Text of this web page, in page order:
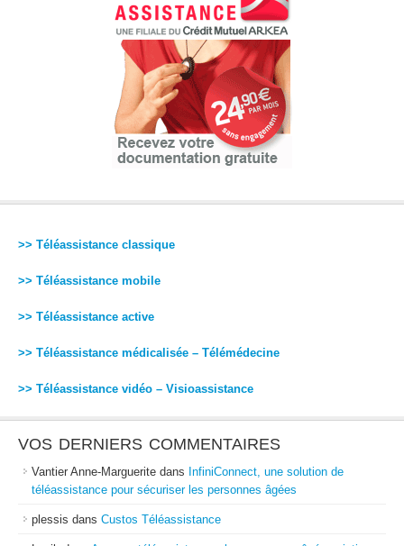
>> Téléassistance classique
>> Téléassistance mobile
>> Téléassistance active
>> Téléassistance médicalisée – Télémédecine
>> Téléassistance vidéo – Visioassistance
VOS DERNIERS COMMENTAIRES
Vantier Anne-Marguerite dans InfiniConnect, une solution de
téléassistance pour sécuriser les personnes âgées
plessis dans Custos Téléassistance